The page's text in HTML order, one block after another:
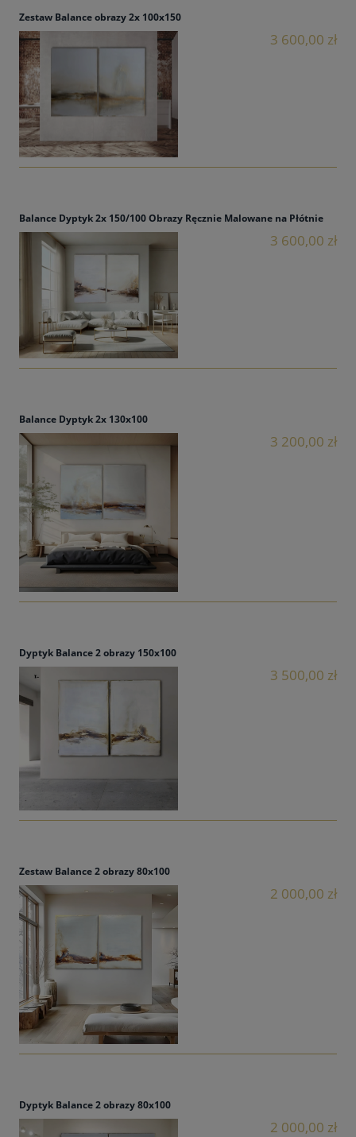
Zestaw Balance obrazy 2x 100x150
3 600,00 zł
Balance Dyptyk 2x 150/100 Obrazy Ręcznie Malowane na Płótnie
3 600,00 zł
Balance Dyptyk 2x 130x100
3 200,00 zł
Dyptyk Balance 2 obrazy 150x100
3 500,00 zł
Zestaw Balance 2 obrazy 80x100
2 000,00 zł
Dyptyk Balance 2 obrazy 80x100
2 000,00 zł